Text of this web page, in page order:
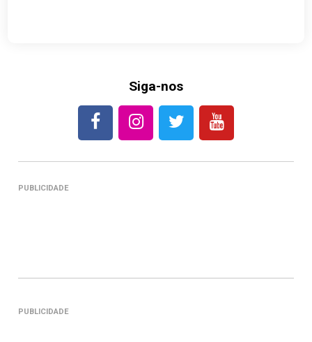
Siga-nos
PUBLICIDADE
PUBLICIDADE